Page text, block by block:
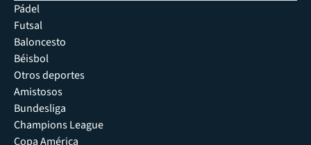
Pádel
Futsal
Baloncesto
Béisbol
Otros deportes
Amistosos
Bundesliga
Champions League
Copa América